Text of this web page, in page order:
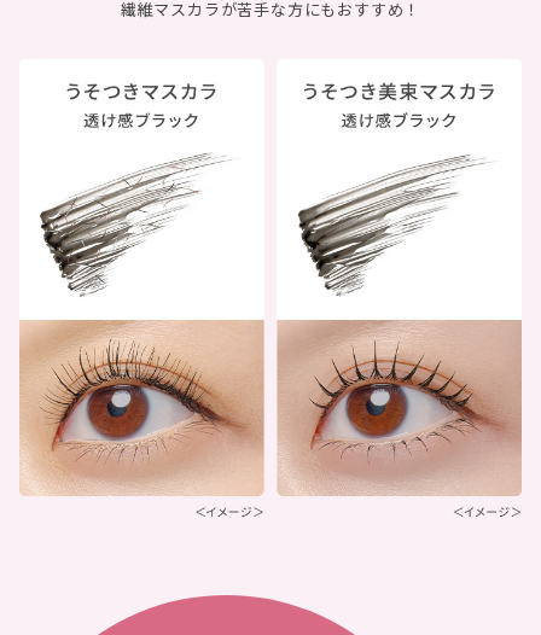
繊維マスカラが苦手な方にもおすすめ！